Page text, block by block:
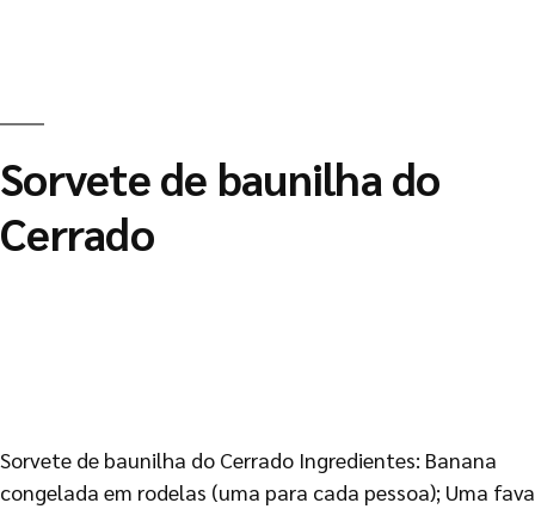
Sorvete de baunilha do
Cerrado
Sorvete de baunilha do Cerrado Ingredientes: Banana
congelada em rodelas (uma para cada pessoa); Uma fava